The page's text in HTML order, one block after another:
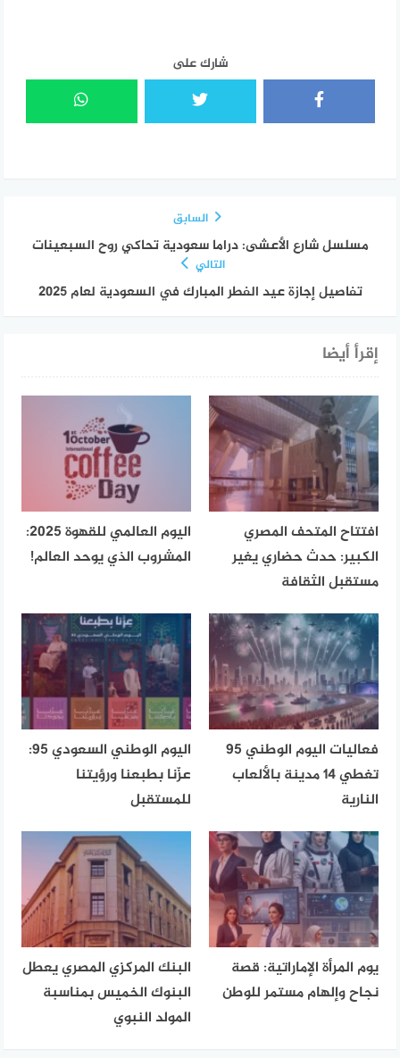
شارك على
السابق
مسلسل شارع الأعشى: دراما سعودية تحاكي روح السبعينات
التالي
تفاصيل إجازة عيد الفطر المبارك في السعودية لعام 2025
إقرأ أيضا
افتتاح المتحف المصري
الكبير: حدث حضاري يغير
مستقبل الثقافة
اليوم العالمي للقهوة 2025:
المشروب الذي يوحد العالم!
فعاليات اليوم الوطني 95
تغطي 14 مدينة بالألعاب
النارية
اليوم الوطني السعودي 95:
عزّنا بطبعنا ورؤيتنا
للمستقبل
يوم المرأة الإماراتية: قصة
نجاح وإلهام مستمر للوطن
البنك المركزي المصري يعطل
البنوك الخميس بمناسبة
المولد النبوي